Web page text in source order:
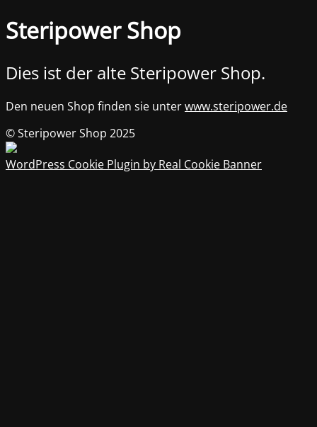
Steripower Shop
Dies ist der alte Steripower Shop.
Den neuen Shop finden sie unterwww.steripower.de
© Steripower Shop 2025
WordPress Cookie Plugin by Real Cookie Banner